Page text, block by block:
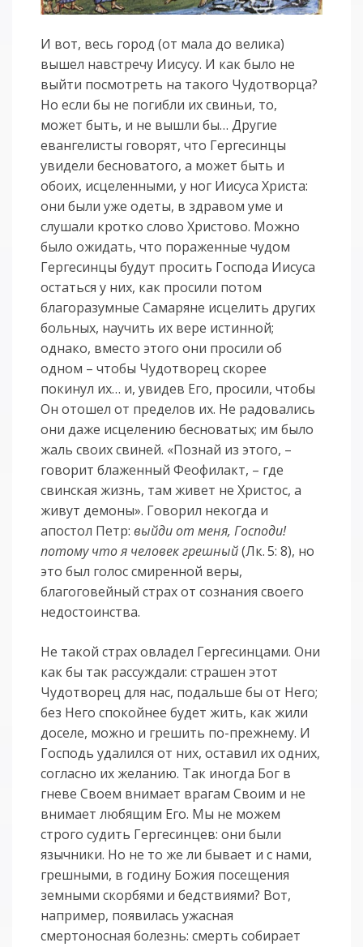
И вот, весь город (от мала до велика)
вышел навстречу Иисусу. И как было не
выйти посмотреть на такого Чудотворца?
Но если бы не погибли их свиньи, то,
может быть, и не вышли бы… Другие
евангелисты говорят, что Гергесинцы
увидели бесноватого, а может быть и
обоих, исцеленными, у ног Иисуса Христа:
они были уже одеты, в здравом уме и
слушали кротко слово Христово. Можно
было ожидать, что пораженные чудом
Гергесинцы будут просить Господа Иисуса
остаться у них, как просили потом
благоразумные Самаряне исцелить других
больных, научить их вере истинной;
однако, вместо этого они просили об
одном – чтобы Чудотворец скорее
покинул их… и, увидев Его, просили, чтобы
Он отошел от пределов их. Не радовались
они даже исцелению бесноватых; им было
жаль своих свиней. «Познай из этого, –
говорит блаженный Феофилакт, – где
свинская жизнь, там живет не Христос, а
живут демоны». Говорил некогда и
апостол Петр:выйди от меня, Господи!
потому что я человек грешный(Лк. 5: 8), но
это был голос смиренной веры,
благоговейный страх от сознания своего
недостоинства.
Не такой страх овладел Гергесинцами. Они
как бы так рассуждали: страшен этот
Чудотворец для нас, подальше бы от Него;
без Него спокойнее будет жить, как жили
доселе, можно и грешить по-прежнему. И
Господь удалился от них, оставил их одних,
согласно их желанию. Так иногда Бог в
гневе Своем внимает врагам Своим и не
внимает любящим Его. Мы не можем
строго судить Гергесинцев: они были
язычники. Но не то же ли бывает и с нами,
грешными, в годину Божия посещения
земными скорбями и бедствиями? Вот,
например, появилась ужасная
смертоносная болезнь: смерть собирает